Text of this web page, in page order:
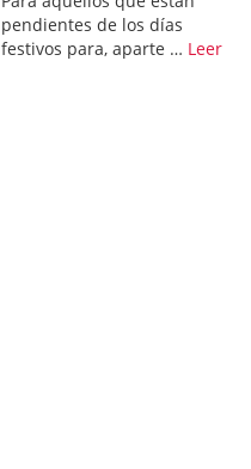
pendientes de los días
festivos para, aparte … Leer